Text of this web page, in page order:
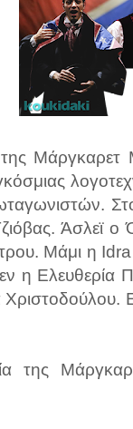
Μάργκαρετ
Άσλεϊ ο
Μάμι η
η Ελευθερία
της